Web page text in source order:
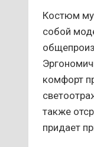
Костюм
собой
комфорт
также
придает